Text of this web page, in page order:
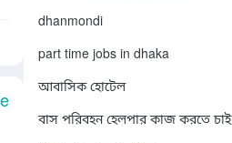
dhanmondi
part time jobs in dhaka
আবাসিক হোটেল
বাস পরিবহন হেলপার কাজ করতে চাই